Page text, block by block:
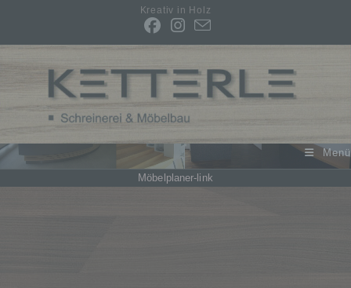
Kreativ in Holz
Menü
Möbelplaner-link